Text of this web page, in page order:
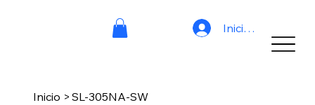
Iniciar sesión
Inicio > SL-305NA-SW